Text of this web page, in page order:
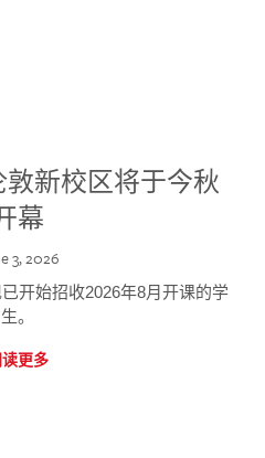
敦新校区将于今秋
幕
3, 2026
开始招收2026年8月开课的学
生。
更多